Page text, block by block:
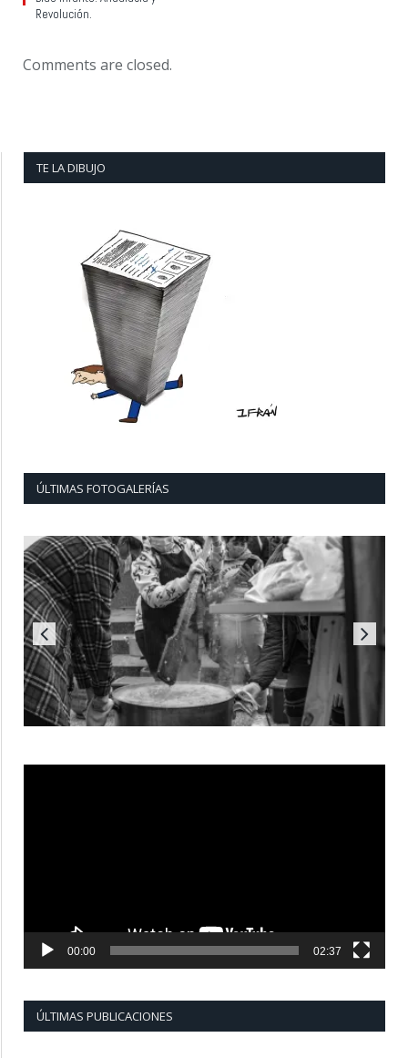
Revolución.
Comments are closed.
TE LA DIBUJO
ÚLTIMAS FOTOGALERÍAS
00:00 02:37
ÚLTIMAS PUBLICACIONES